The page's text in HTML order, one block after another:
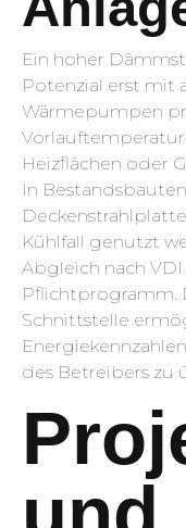
Ein hoher
Potenzial erst mit
Wärmepumpen
Heizflächen oder
In
Kühlfall genutzt
Abgleich nach
Pflichtprogramm.
Schnittstelle
des Betreibers zu